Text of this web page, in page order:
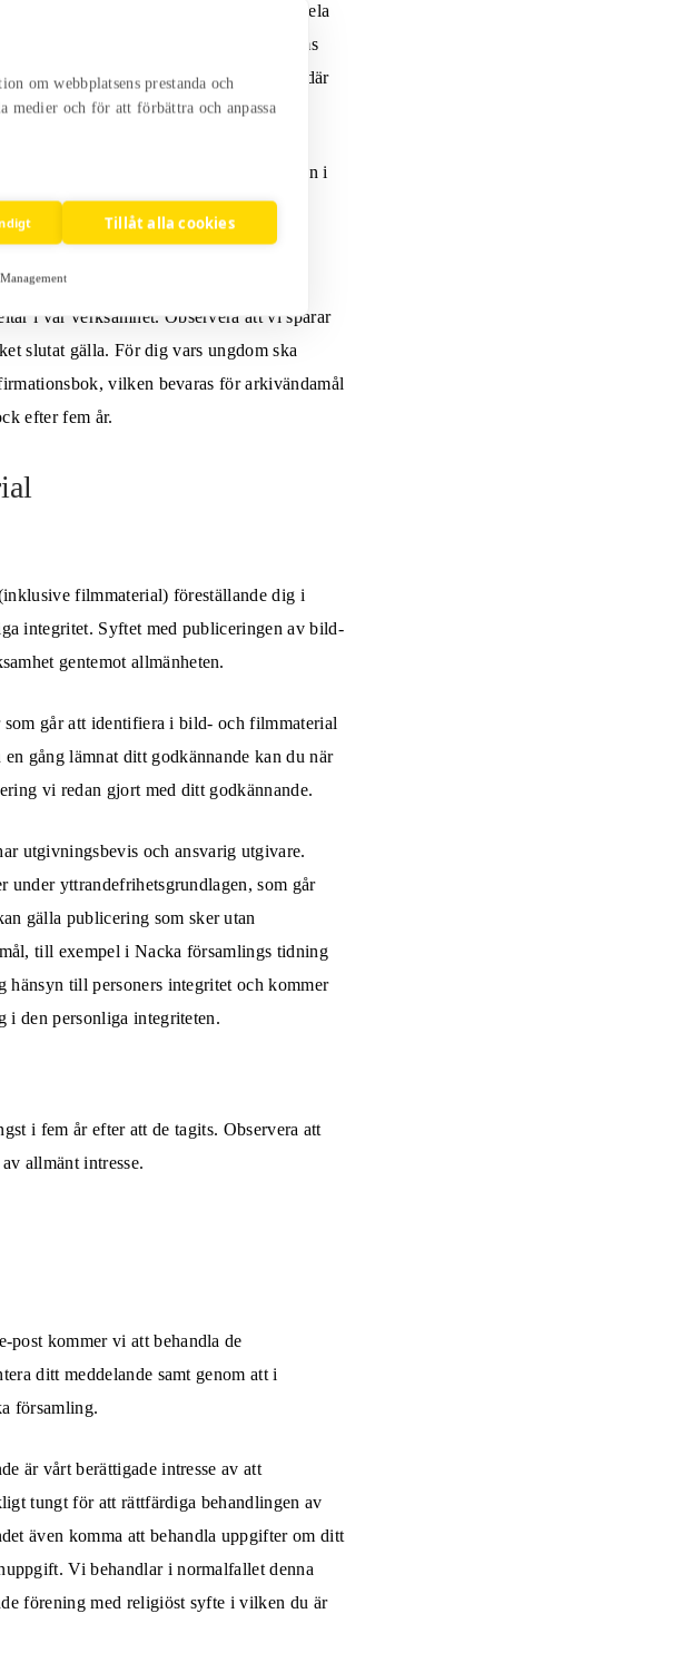
SMS, exempelvis för att kunna meddela
annat som är relevant för din ungdoms
med stöd av en intresseavvägning, där
rör ungdomen.
filmmaterial) föreställande ungdomen i
integritet.
i vår verksamhet. Observera att vi sparar
slutat gälla. För dig vars ungdom ska
vilken bevaras för arkivändamål
efter fem år.
filmmaterial) föreställande dig i
integritet. Syftet med publiceringen av bild-
gentemot allmänheten.
går att identifiera i bild- och filmmaterial
gång lämnat ditt godkännande kan du när
vi redan gjort med ditt godkännande.
utgivningsbevis och ansvarig utgivare.
under yttrandefrihetsgrundlagen, som går
gälla publicering som sker utan
till exempel i Nacka församlings tidning
till personers integritet och kommer
i den personliga integriteten.
i fem år efter att de tagits. Observera att
allmänt intresse.
post kommer vi att behandla de
ditt meddelande samt genom att i
församling.
är vårt berättigade intresse av att
tungt för att rättfärdiga behandlingen av
även komma att behandla uppgifter om ditt
Vi behandlar i normalfallet denna
förening med religiöst syfte i vilken du är
om webbplatsens prestanda och
och för att förbättra och anpassa
Tillåt alla cookies